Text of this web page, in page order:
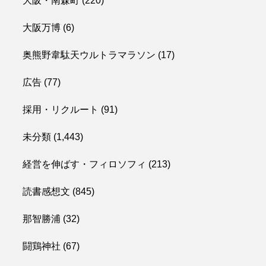
大阪万博 (6)
奥熊野韋駄天ウルトラマラソン (17)
広告 (77)
採用・リクルート (91)
未分類 (1,443)
経営を伸ばす・フィロソフィ (213)
読書感想文 (845)
那智勝浦 (32)
闘鶏神社 (67)